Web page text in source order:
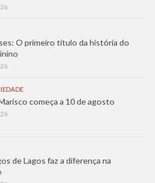
O primeiro título da história do
começa a 10 de agosto
de Lagos faz a diferença na